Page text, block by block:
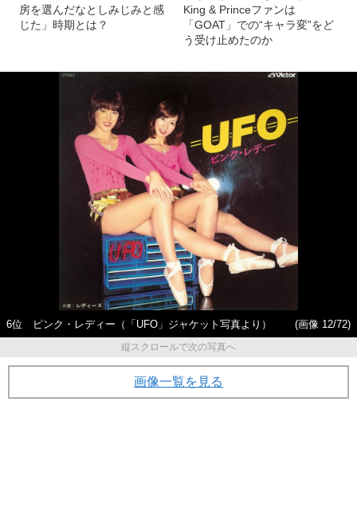
房を選んだなとしみじみと感
じた」時期とは？
King & Princeファンは
「GOAT」での“キャラ変”をど
う受け止めたのか
6位 ピンク・レディー（「UFO」ジャケット写真より）
(画像 12/72)
縦スクロールで次の写真へ
画像一覧を見る